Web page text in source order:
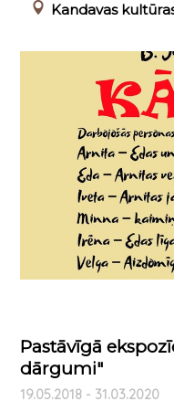
Kandavas
Pastāvīgā
dārgumi"
19.05.2018 - 31.03.2020